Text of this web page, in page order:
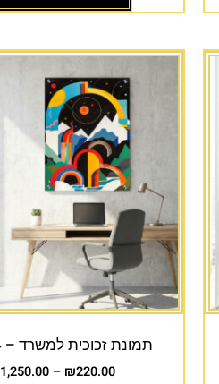
תמונת זכוכית למשרד – AU-014
₪220.00
–
1,250.00